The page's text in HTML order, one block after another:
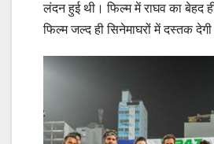
लंदन हुई थी। फिल्म में राघव का बेहद
फिल्म जल्द ही सिनेमाघरों में दस्तक